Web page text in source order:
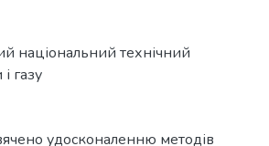
національний технічний
газу
удосконаленню методів